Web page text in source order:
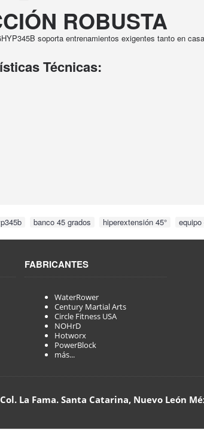
ROBUSTA
soporta entrenamientos exigentes tanto en
Técnicas:
banco 45 grados hiperextensión 45° equipo
FABRICANTES
WaterRower
Century Martial Arts
Circle Fitness USA
NOHrD
Hotworx
PowerBlock
más...
La Fama. Santa Catarina, Nuevo León